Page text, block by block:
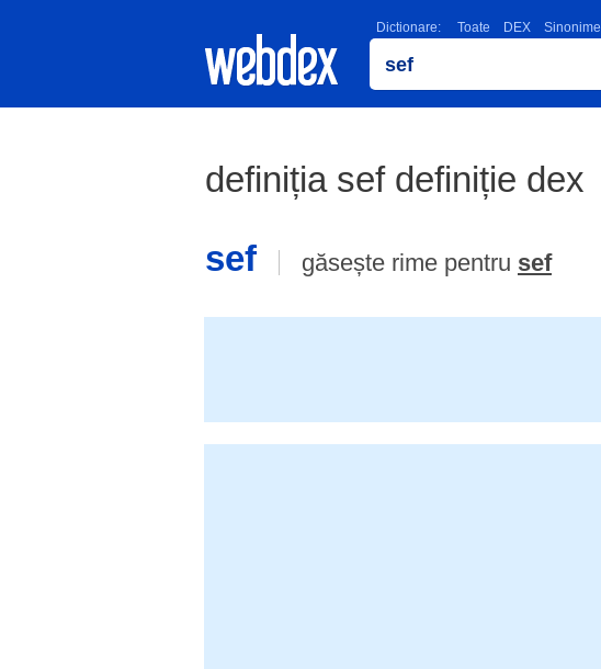
Dictionare: Toate DEX Sinonime
definiția sef definiție dex
sef
găsește rime pentru sef